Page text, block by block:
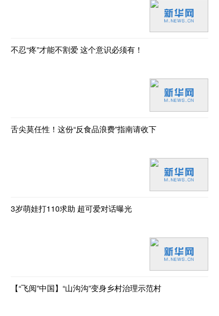
不忍“疼”才能不割爱 这个意识必须有！
舌尖莫任性！这份“反食品浪费”指南请收下
3岁萌娃打110求助 超可爱对话曝光
【“飞阅”中国】“山沟沟”变身乡村治理示范村